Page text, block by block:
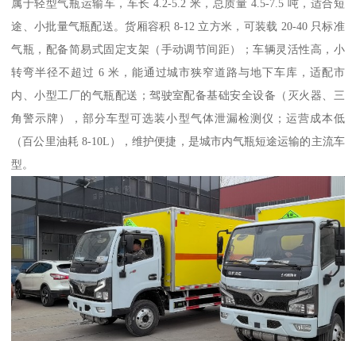
属于轻型气瓶运输车，车长 4.2-5.2 米，总质量 4.5-7.5 吨，适合短
途、小批量气瓶配送。货厢容积 8-12 立方米，可装载 20-40 只标准
气瓶，配备简易式固定支架（手动调节间距）；车辆灵活性高，小
转弯半径不超过 6 米，能通过城市狭窄道路与地下车库，适配市
内、小型工厂的气瓶配送；驾驶室配备基础安全设备（灭火器、三
角警示牌），部分车型可选装小型气体泄漏检测仪；运营成本低
（百公里油耗 8-10L），维护便捷，是城市内气瓶短途运输的主流车
型。​